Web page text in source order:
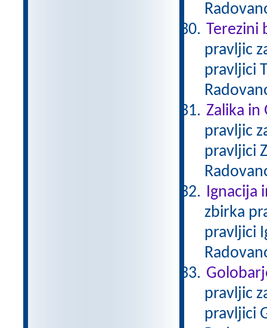
Terezini
pravljic
pravljici
Zalika in
pravljic
pravljici
Ignacija
zbirka
pravljici
pravljic
pravljici